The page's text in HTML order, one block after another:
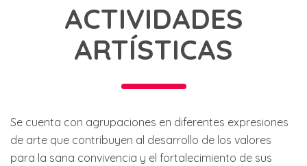
ACTIVIDADES
ARTÍSTICAS
Se cuenta con agrupaciones en diferentes expresiones
de arte que contribuyen al desarrollo de los valores
para la sana convivencia y el fortalecimiento de sus